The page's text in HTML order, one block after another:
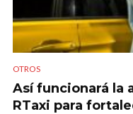
OTROS
Así funcionará la
RTaxi para